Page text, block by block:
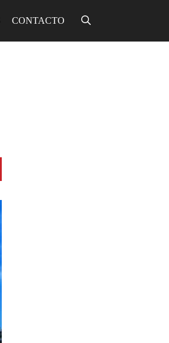
CONTACTO